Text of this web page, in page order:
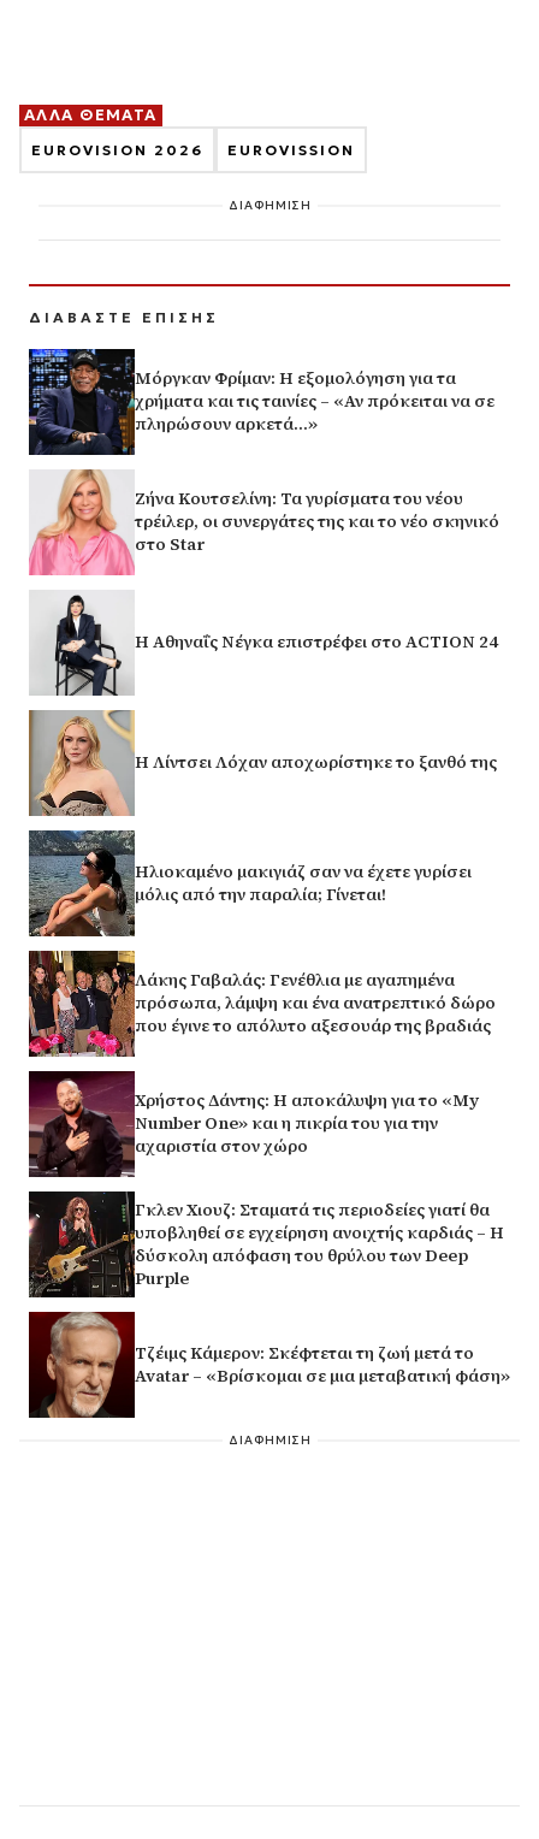
ΑΛΛΑ ΘΕΜΑΤΑ
EUROVISION 2026 EUROVISSION
ΔΙΑΦΗΜΙΣΗ
ΔΙΑΒΑΣΤΕ ΕΠΙΣΗΣ
Μόργκαν Φρίμαν: Η εξομολόγηση για τα
χρήματα και τις ταινίες – «Αν πρόκειται να σε
πληρώσουν αρκετά…»
Ζήνα Κουτσελίνη: Τα γυρίσματα του νέου
τρέιλερ, οι συνεργάτες της και το νέο σκηνικό
στο Star
Η Αθηναΐς Νέγκα επιστρέφει στο ACTION 24
Η Λίντσει Λόχαν αποχωρίστηκε το ξανθό της
Ηλιοκαμένο μακιγιάζ σαν να έχετε γυρίσει
μόλις από την παραλία; Γίνεται!
Λάκης Γαβαλάς: Γενέθλια με αγαπημένα
πρόσωπα, λάμψη και ένα ανατρεπτικό δώρο
που έγινε το απόλυτο αξεσουάρ της βραδιάς
Χρήστος Δάντης: Η αποκάλυψη για το «My
Number One» και η πικρία του για την
αχαριστία στον χώρο
Γκλεν Χιουζ: Σταματά τις περιοδείες γιατί θα
υποβληθεί σε εγχείρηση ανοιχτής καρδιάς – Η
δύσκολη απόφαση του θρύλου των Deep
Purple
Τζέιμς Κάμερον: Σκέφτεται τη ζωή μετά το
Avatar – «Βρίσκομαι σε μια μεταβατική φάση»
ΔΙΑΦΗΜΙΣΗ